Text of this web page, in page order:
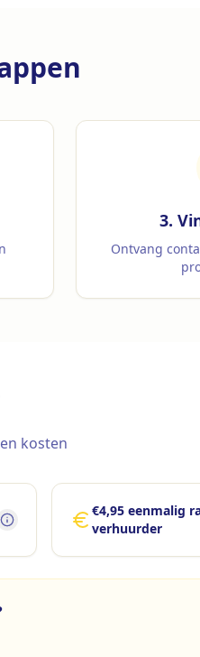
3.
Ontvang
kosten
€4,95 eenmalig
verhuurder